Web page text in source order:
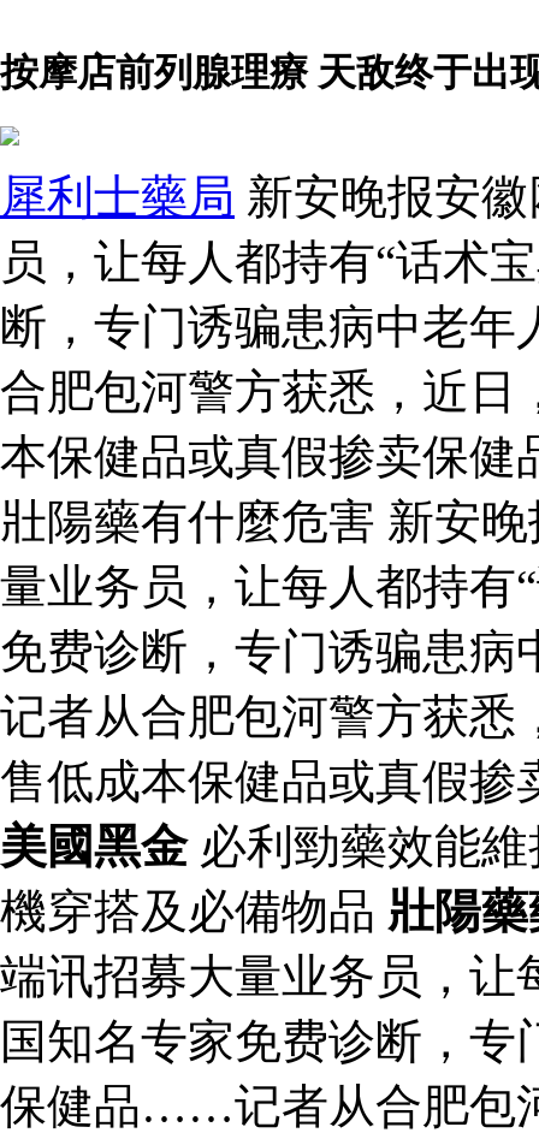
按摩店前列腺理療 天敌终于出
犀利士藥局 新安晚报安
员，让每人都持有“话术
断，专门诱骗患病中老
合肥包河警方获悉，近日
本保健品或真假掺卖保健
壯陽藥有什麼危害 新安
量业务员，让每人都持有
免费诊断，专门诱骗患
记者从合肥包河警方获悉
售低成本保健品或真假掺
美國黑金必利勁藥效能維
機穿搭及必備物品 壯陽
端讯招募大量业务员，让
国知名专家免费诊断，
保健品……记者从合肥包